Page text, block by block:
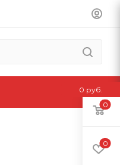
0
0
0 руб.